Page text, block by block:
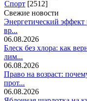
Спорт [2512]
Свежие новости
Энергетический эффект
вр...
06.08.2026
Блеск без хлора: как
лим...
06.08.2026
Право на возраст:
прот...
06.08.2026